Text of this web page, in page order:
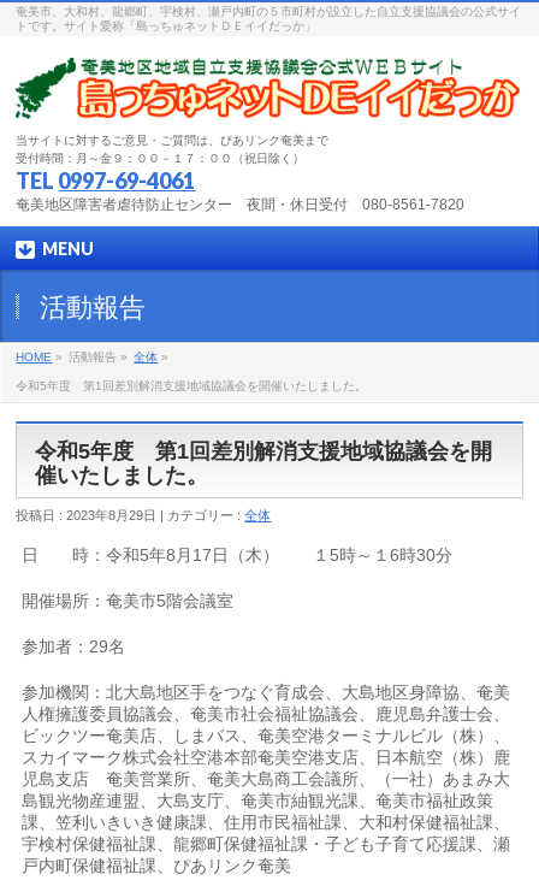
奄美市、大和村、龍郷町、宇検村、瀬戸内町の５市町村が設立した自立支援協議会の公式サイ
トです。サイト愛称「島っちゅネットＤＥイイだっか」
当サイトに対するご意見・ご質問は、ぴあリンク奄美まで
受付時間：月～金９：００－１７：００（祝日除く）
TEL 0997-69-4061
奄美地区障害者虐待防止センター 夜間・休日受付 080-8561-7820
MENU
活動報告
HOME » 活動報告 » 全体 »
令和5年度 第1回差別解消支援地域協議会を開催いたしました。
令和5年度 第1回差別解消支援地域協議会を開
催いたしました。
投稿日 : 2023年8月29日 | カテゴリー :全体
日 時：令和5年8月17日（木） １5時～１6時30分
開催場所：奄美市5階会議室
参加者：29名
参加機関：北大島地区手をつなぐ育成会、大島地区身障協、奄美
人権擁護委員協議会、奄美市社会福祉協議会、鹿児島弁護士会、
ビックツー奄美店、しまバス、奄美空港ターミナルビル（株）、
スカイマーク株式会社空港本部奄美空港支店、日本航空（株）鹿
児島支店 奄美営業所、奄美大島商工会議所、（一社）あまみ大
島観光物産連盟、大島支庁、奄美市紬観光課、奄美市福祉政策
課、笠利いきいき健康課、住用市民福祉課、大和村保健福祉課、
宇検村保健福祉課、龍郷町保健福祉課・子ども子育て応援課、瀬
戸内町保健福祉課、ぴあリンク奄美